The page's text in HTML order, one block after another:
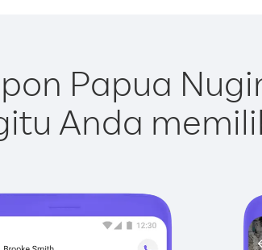
Papua
Anda